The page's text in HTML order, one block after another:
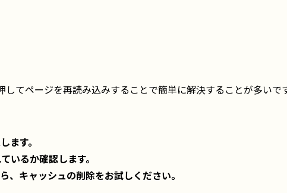
てページを再読み込みすることで簡単に解決することが多いです
ます。
いるか確認します。
キャッシュの削除をお試しください。